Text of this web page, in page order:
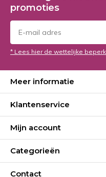
promoties
* Lees hier de wettelijke
Meer informatie
Klantenservice
Mijn account
Categorieën
Contact